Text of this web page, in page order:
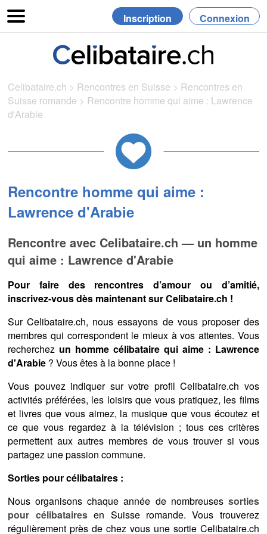
Inscription Connexion
Celibataire.ch > Rencontres en Suisse > Rencontres en
Suisse romande > Rencontre homme qui aime : Lawrence
d'Arabie
Rencontre homme qui aime :
Lawrence d'Arabie
Rencontre avec Celibataire.ch — un homme
qui aime : Lawrence d'Arabie
Pour faire des rencontres d’amour ou d’amitié,
inscrivez-vous dès maintenant sur Celibataire.ch !
Sur Celibataire.ch, nous essayons de vous proposer des
membres qui correspondent le mieux à vos attentes. Vous
recherchez un homme célibataire qui aime : Lawrence
d'Arabie ? Vous êtes à la bonne place !
Vous pouvez indiquer sur votre profil Celibataire.ch vos
activités préférées, les loisirs que vous pratiquez, les films
et livres que vous aimez, la musique que vous écoutez et
ce que vous regardez à la télévision ; tous ces critères
permettent aux autres membres de vous trouver si vous
partagez une passion commune.
Sorties pour célibataires :
Nous organisons chaque année de nombreuses sorties
pour célibatairesen Suisse romande. Vous trouverez
régulièrement près de chez vous une sortie Celibataire.ch